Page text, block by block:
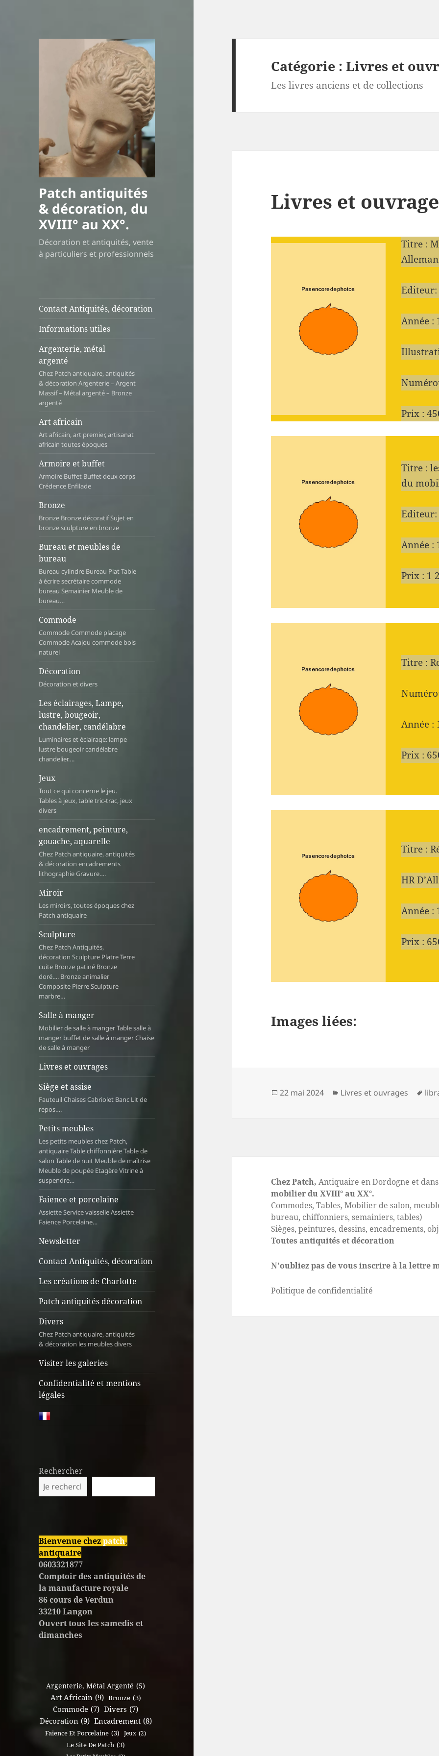
Patch antiquités
& décoration, du
XVIII° au XX°.
Décoration et antiquités, vente
à particuliers et professionnels
Contact Antiquités, décoration
Informations utiles
Argenterie, métal
argenté
Chez Patch antiquaire, antiquités
& décoration Argenterie – Argent
Massif – Métal argenté – Bronze
argenté
Art africain
Art africain, art premier, artisanat
africain toutes époques
Armoire et buffet
Armoire Buffet Buffet deux corps
Crédence Enfilade
Bronze
Bronze Bronze décoratif Sujet en
bronze sculpture en bronze
Bureau et meubles de
bureau
Bureau cylindre Bureau Plat Table
à écrire secrétaire commode
bureau Semainier Meuble de
bureau…
Commode
Commode Commode placage
Commode Acajou commode bois
naturel
Décoration
Décoration et divers
Les éclairages, Lampe,
lustre, bougeoir,
chandelier, candélabre
Luminaires et éclairage: lampe
lustre bougeoir candélabre
chandelier….
Jeux
Tout ce qui concerne le jeu.
Tables à jeux, table tric-trac, jeux
divers
encadrement, peinture,
gouache, aquarelle
Chez Patch antiquaire, antiquités
& décoration encadrements
lithographie Gravure….
Miroir
Les miroirs, toutes époques chez
Patch antiquaire
Sculpture
Chez Patch Antiquités,
décoration Sculpture Platre Terre
cuite Bronze patiné Bronze
doré…. Bronze animalier
Composite Pierre Sculpture
marbre…
Salle à manger
Mobilier de salle à manger Table salle à
manger buffet de salle à manger Chaise
de salle à manger
Livres et ouvrages
Siège et assise
Fauteuil Chaises Cabriolet Banc Lit de
repos….
Petits meubles
Les petits meubles chez Patch,
antiquaire Table chiffonnière Table de
salon Table de nuit Meuble de maîtrise
Meuble de poupée Etagère Vitrine à
suspendre…
Faience et porcelaine
Assiette Service vaisselle Assiette
Faience Porcelaine…
Newsletter
Contact Antiquités, décoration
Les créations de Charlotte
Patch antiquités décoration
Divers
Chez Patch antiquaire, antiquités
& décoration les meubles divers
Visiter les galeries
Confidentialité et mentions
légales
Rechercher
Bienvenue chezpatch,
antiquaire
0603321877
Comptoir des antiquités de
la manufacture royale
86 cours de Verdun
33210 Langon
Ouvert tous les samedis et
dimanches
Argenterie, Métal Argenté (5)
Art Africain (9) Bronze (3)
Commode (7) Divers (7)
Décoration (9) Encadrement (8)
Faience Et Porcelaine (3) Jeux (2)
Le Site De Patch (3)
Catégorie :Livres et
Les livres anciens et de collections
Livres et
Titre :
Editeur:
Année :
Prix :
Titre :
du
Editeur:
Année :
Prix : 1
Titre :
Année :
Prix :
Titre :
HR
Année :
Prix :
Images liées:
Publié
22 mai 2024 Catégories
Livres et ouvrages
Chez Patch, Antiquaire en Dordogne et
mobilier du XVIII° au XX°.
Commodes, Tables, Mobilier de salon,
bureau, chiffonniers, semainiers, tables)
Sièges, peintures, dessins, encadrements,
Toutes antiquités et décoration
N'oubliez pas de vous inscrire à la lettre
Politique de confidentialité